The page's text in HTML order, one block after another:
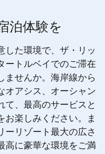
泊体験を
した環境で、ザ・リッ
ートルベイでのご滞在
ませんか。海岸線から
オアシス、オーシャン
て、最高のサービスと
お楽しみください。ま
ーリゾート最大の広さ
高に豪華な環境をご満